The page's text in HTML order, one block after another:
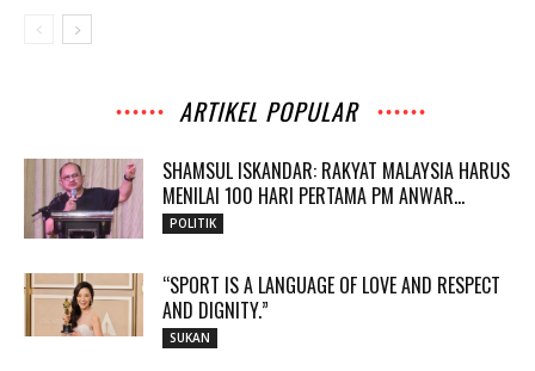
ARTIKEL POPULAR
SHAMSUL ISKANDAR: RAKYAT MALAYSIA HARUS
MENILAI 100 HARI PERTAMA PM ANWAR...
POLITIK
“SPORT IS A LANGUAGE OF LOVE AND RESPECT
AND DIGNITY.”
SUKAN